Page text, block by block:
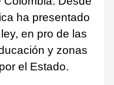
ha presentado
en pro de las
y zonas
el Estado.